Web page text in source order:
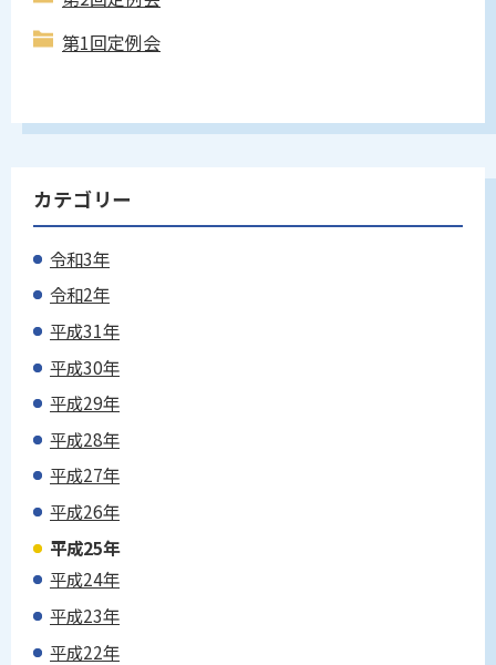
第1回定例会
カテゴリー
令和3年
令和2年
平成31年
平成30年
平成29年
平成28年
平成27年
平成26年
平成25年
平成24年
平成23年
平成22年